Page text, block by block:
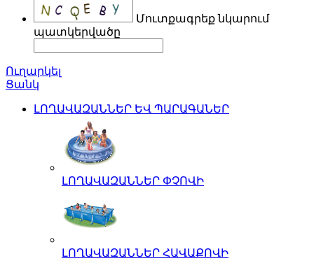
Մուտքագրեք նկարում
պատկերվածը
Ուղարկել
Ցանկ
ԼՈՂԱՎԱԶԱՆՆԵՐ ԵՎ ՊԱՐԱԳԱՆԵՐ
ԼՈՂԱՎԱԶԱՆՆԵՐ ՓՉՈՎԻ
ԼՈՂԱՎԱԶԱՆՆԵՐ ՀԱՎԱՔՈՎԻ